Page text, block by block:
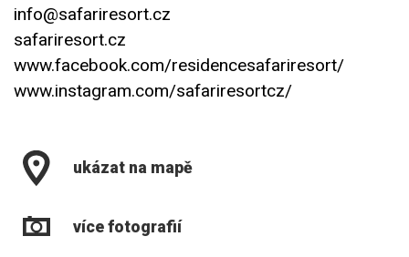
info@safariresort.cz
safariresort.cz
www.facebook.com/residencesafariresort/
www.instagram.com/safariresortcz/
ukázat na mapě
více fotografií